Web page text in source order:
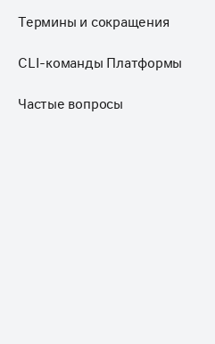
Термины и сокращения
CLI-команды Платформы
Частые вопросы